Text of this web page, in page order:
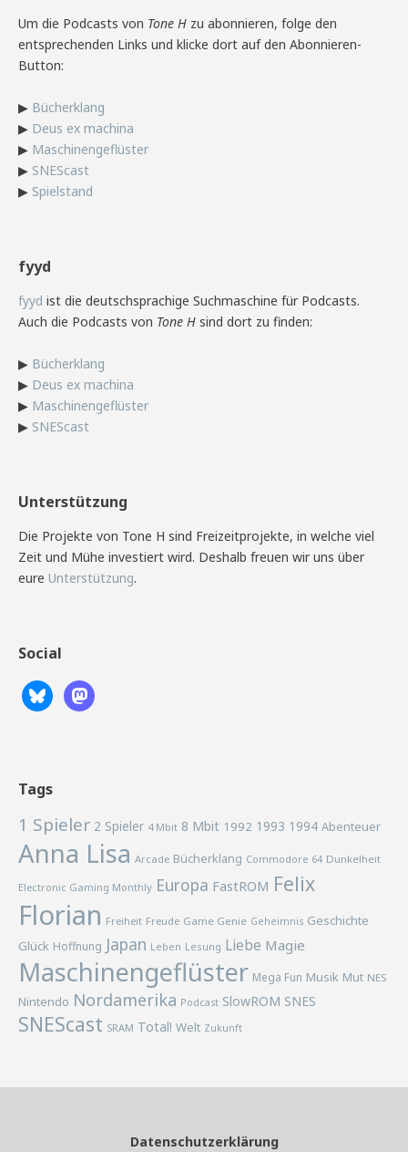
Um die Podcasts von Tone H zu abonnieren, folge den
entsprechenden Links und klicke dort auf den Abonnieren-
Button:
▶ Bücherklang
▶ Deus ex machina
▶ Maschinengeflüster
▶ SNEScast
▶ Spielstand
fyyd
fyyd ist die deutschsprachige Suchmaschine für Podcasts.
Auch die Podcasts von Tone H sind dort zu finden:
▶ Bücherklang
▶ Deus ex machina
▶ Maschinengeflüster
▶ SNEScast
Unterstützung
Die Projekte von Tone H sind Freizeitprojekte, in welche viel
Zeit und Mühe investiert wird. Deshalb freuen wir uns über
eure Unterstützung.
Social
Tags
1 Spieler 2 Spieler 4 Mbit 8 Mbit 1992 1993 1994 Abenteuer
Anna Lisa Arcade Bücherklang Commodore 64 Dunkelheit
Electronic Gaming Monthly Europa FastROM Felix
Florian Freiheit Freude Game Genie Geheimnis Geschichte
Glück Hoffnung Japan Leben Lesung Liebe Magie
Maschinengeflüster Mega Fun Musik Mut NES
Nintendo Nordamerika Podcast SlowROM SNES
SNEScast SRAM Total! Welt Zukunft
Datenschutzerklärung